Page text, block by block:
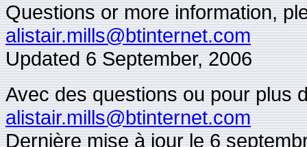
Questions or more information,
alistair.mills@btinternet.com
Updated 6 September, 2006
Avec des questions ou pour plus
alistair.mills@btinternet.com
Dernière mise à jour le 6